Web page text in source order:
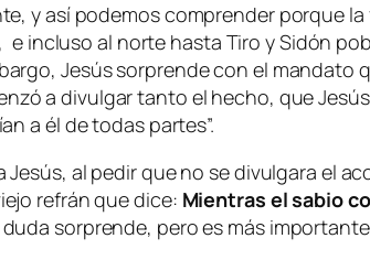
y así podemos comprender porque
e incluso al norte hasta Tiro y Sidón
Jesús sorprende con el mandato
a divulgar tanto el hecho, que
a él de todas partes”.
Jesús, al pedir que no se divulgara el
refrán que dice: Mientras el sabio
sorprende, pero es más